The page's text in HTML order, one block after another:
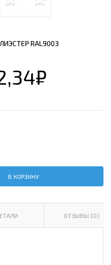
RAL9003
₽
В КОРЗИНУ
ОТЗЫВЫ (0)